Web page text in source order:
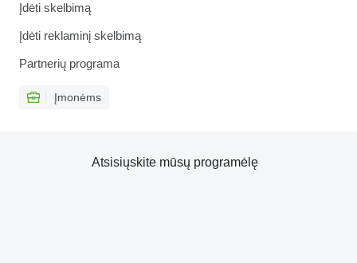
Įdėti skelbimą
Įdėti reklaminį skelbimą
Partnerių programa
Įmonėms
Atsisiųskite mūsų programėlę